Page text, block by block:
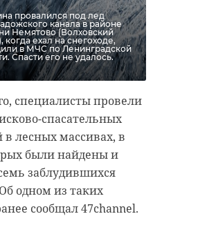
провалился под лед
канала в районе
Немятово (Волховский
когда ехал на снегоходе,
в МЧС по Ленинградской
Спасти его не удалось.
специалисты провели
спасательных
в лесных массивах, в
были найдены и
заблудившихся
одном из таких
сообщал 47channel.